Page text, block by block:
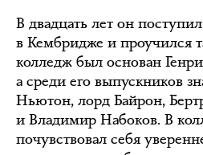
В двадцать лет он
в Кембридже и проучился
колледж был основан
а среди его выпускников
Ньютон, лорд Байрон,
и Владимир Набоков. В
почувствовал себя